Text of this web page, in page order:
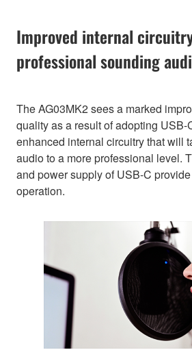
Improved internal
professional sounding
The AG03MK2 sees a marked
quality as a result of adopting USB-
enhanced internal circuitry that will
audio to a more professional level.
and power supply of USB-C
operation.